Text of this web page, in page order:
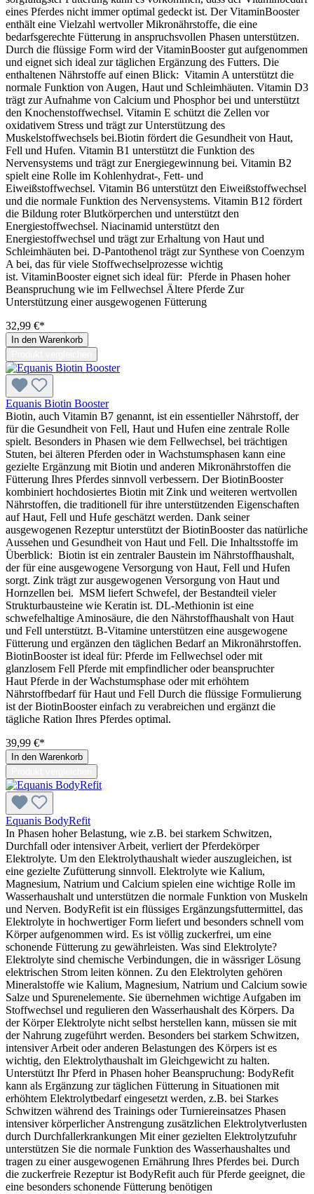
eines Pferdes nicht immer optimal gedeckt ist. Der VitaminBooster
enthält eine Vielzahl wertvoller Mikronährstoffe, die eine
bedarfsgerechte Fütterung in anspruchsvollen Phasen unterstützen.
Durch die flüssige Form wird der VitaminBooster gut aufgenommen
und eignet sich ideal zur täglichen Ergänzung des Futters. Die
enthaltenen Nährstoffe auf einen Blick: Vitamin A unterstützt die
normale Funktion von Augen, Haut und Schleimhäuten. Vitamin D3
trägt zur Aufnahme von Calcium und Phosphor bei und unterstützt
den Knochenstoffwechsel. Vitamin E schützt die Zellen vor
oxidativem Stress und trägt zur Unterstützung des
Muskelstoffwechsels bei.Biotin fördert die Gesundheit von Haut,
Fell und Hufen. Vitamin B1 unterstützt die Funktion des
Nervensystems und trägt zur Energiegewinnung bei. Vitamin B2
spielt eine Rolle im Kohlenhydrat-, Fett- und
Eiweißstoffwechsel. Vitamin B6 unterstützt den Eiweißstoffwechsel
und die normale Funktion des Nervensystems. Vitamin B12 fördert
die Bildung roter Blutkörperchen und unterstützt den
Energiestoffwechsel. Niacinamid unterstützt den
Energiestoffwechsel und trägt zur Erhaltung von Haut und
Schleimhäuten bei. D-Pantothenol trägt zur Synthese von Coenzym
A bei, das für viele Stoffwechselprozesse wichtig
ist. VitaminBooster eignet sich ideal für: Pferde in Phasen hoher
Beanspruchung wie im Fellwechsel Ältere Pferde Zur
Unterstützung einer ausgewogenen Fütterung
32,99 €*
In den Warenkorb
Equanis Biotin Booster
Biotin, auch Vitamin B7 genannt, ist ein essentieller Nährstoff, der
für die Gesundheit von Fell, Haut und Hufen eine zentrale Rolle
spielt. Besonders in Phasen wie dem Fellwechsel, bei trächtigen
Stuten, bei älteren Pferden oder in Wachstumsphasen kann eine
gezielte Ergänzung mit Biotin und anderen Mikronährstoffen die
Fütterung Ihres Pferdes sinnvoll verbessern. Der BiotinBooster
kombiniert hochdosiertes Biotin mit Zink und weiteren wertvollen
Nährstoffen, die traditionell für ihre unterstützenden Eigenschaften
auf Haut, Fell und Hufe geschätzt werden. Dank seiner
ausgewogenen Rezeptur unterstützt der BiotinBooster das natürliche
Aussehen und Gesundheit von Haut und Fell. Die Inhaltsstoffe im
Überblick: Biotin ist ein zentraler Baustein im Nährstoffhaushalt,
der für eine ausgewogene Versorgung von Haut, Fell und Hufen
sorgt. Zink trägt zur ausgewogenen Versorgung von Haut und
Hornzellen bei. MSM liefert Schwefel, der Bestandteil vieler
Strukturbausteine wie Keratin ist. DL-Methionin ist eine
schwefelhaltige Aminosäure, die den Nährstoffhaushalt von Haut
und Fell unterstützt. B-Vitamine unterstützen eine ausgewogene
Fütterung und ergänzen den täglichen Bedarf an Mikronährstoffen.
BiotinBooster ist ideal für: Pferde im Fellwechsel oder mit
glanzlosem Fell Pferde mit empfindlicher oder beanspruchter
Haut Pferde in der Wachstumsphase oder mit erhöhtem
Nährstoffbedarf für Haut und Fell Durch die flüssige Formulierung
ist der BiotinBooster einfach zu verabreichen und ergänzt die
tägliche Ration Ihres Pferdes optimal.
39,99 €*
In den Warenkorb
Equanis BodyRefit
In Phasen hoher Belastung, wie z.B. bei starkem Schwitzen,
Durchfall oder intensiver Arbeit, verliert der Pferdekörper
Elektrolyte. Um den Elektrolythaushalt wieder auszugleichen, ist
eine gezielte Zufütterung sinnvoll. Elektrolyte wie Kalium,
Magnesium, Natrium und Calcium spielen eine wichtige Rolle im
Wasserhaushalt und unterstützen die normale Funktion von Muskeln
und Nerven. BodyRefit ist ein flüssiges Ergänzungsfuttermittel, das
Elektrolyte in hochwertiger Form liefert und besonders schnell vom
Körper aufgenommen wird. Es ist völlig zuckerfrei, um eine
schonende Fütterung zu gewährleisten. Was sind Elektrolyte?
Elektrolyte sind chemische Verbindungen, die in wässriger Lösung
elektrischen Strom leiten können. Zu den Elektrolyten gehören
Mineralstoffe wie Kalium, Magnesium, Natrium und Calcium sowie
Salze und Spurenelemente. Sie übernehmen wichtige Aufgaben im
Stoffwechsel und regulieren den Wasserhaushalt des Körpers. Da
der Körper Elektrolyte nicht selbst herstellen kann, müssen sie mit
der Nahrung zugeführt werden. Besonders bei starkem Schwitzen,
intensiver Arbeit oder anderen Belastungen des Körpers ist es
wichtig, den Elektrolythaushalt im Gleichgewicht zu halten.
Unterstützt Ihr Pferd in Phasen hoher Beanspruchung: BodyRefit
kann als Ergänzung zur täglichen Fütterung in Situationen mit
erhöhtem Elektrolytbedarf eingesetzt werden, z.B. bei Starkes
Schwitzen während des Trainings oder Turniereinsatzes Phasen
intensiver körperlicher Anstrengung zusätzlichen Elektrolytverlusten
durch Durchfallerkrankungen Mit einer gezielten Elektrolytzufuhr
unterstützen Sie die normale Funktion des Wasserhaushaltes und
tragen zu einer ausgewogenen Ernährung Ihres Pferdes bei. Durch
die zuckerfreie Rezeptur ist BodyRefit auch für Pferde geeignet, die
eine besonders schonende Fütterung benötigen